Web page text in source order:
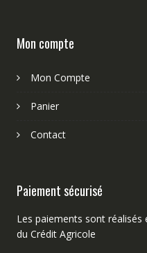
Mon compte
Mon Compte
Panier
Contact
Paiement sécurisé
Les paiements sont réalisés
du Crédit Agricole